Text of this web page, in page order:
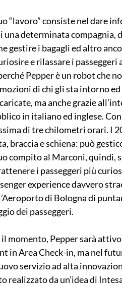
“lavoro” consiste nel dare
una determinata compagnia,
gestire i bagagli ed altro
e rilassare i passeggeri
Pepper è un robot che
di chi gli sta intorno
ma anche grazie
in italiano ed inglese.
di tre chilometri orari. I
braccia e schiena: può
compito al Marconi, quindi,
i passeggeri più
experience davvero
di Bologna di
dei passeggeri.
il momento, Pepper sarà
in Area Check-in, ma nel
servizio ad alta
realizzato da un’idea di